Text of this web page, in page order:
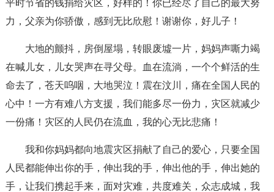
平时节省的钱捐给灾区，好样的！你已经尽了自己的最大努
力，父亲为你骄傲，感到无比欣慰！谢谢你，好儿子！
大地的颤抖，房倒屋塌，转眼废墟一片，妈妈声嘶力竭
在喊儿女，儿女哭声在寻父母。血在流淌，一个个鲜活的生
命去了，苍天呜咽，大地哭泣！震在汶川，痛在全国人民的
心中！一方有难八方支援，我们能多尽一份力，灾区就减少
一份痛！灾区的人民仍在流血，我的心无比悲痛！
我和你妈妈都向地震灾区捐献了自己的爱心，只要全国
人民都能伸出你的手，伸出我的手，伸出他的手，伸出她的
手，让我们携起手来，面对灾难，共度难关，众志成城，我